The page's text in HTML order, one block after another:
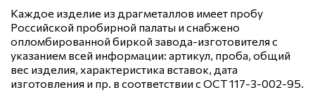
Каждое изделие из драгметаллов имеет пробу
Российской пробирной палаты и снабжено
опломбированной биркой завода-изготовителя с
указанием всей информации: артикул, проба, общий
вес изделия, характеристика вставок, дата
изготовления и пр. в соответствии с ОСТ 117-3-002-95.